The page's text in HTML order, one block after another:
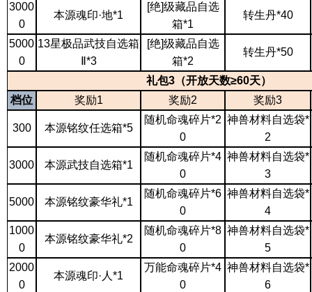
3000
0
本源魂印·地*1
[绝]级藏品自选
箱*1
转生丹*40
5000
0
13星极品武技自选箱
Ⅱ*3
[绝]级藏品自选
箱*2
转生丹*50
礼包3（开放天数≥60天）
档位
奖励1 奖励2 奖励3
300 本源铭纹任选箱*5
随机命魂碎片*2
0
神兽材料自选袋*
2
3000 本源武技自选箱*1
随机命魂碎片*4
0
神兽材料自选袋*
3
5000 本源铭纹豪华礼*1
随机命魂碎片*6
0
神兽材料自选袋*
4
1000
0
本源铭纹豪华礼*2
随机命魂碎片*8
0
神兽材料自选袋*
5
2000
0
本源魂印·人*1
万能命魂碎片*4
0
神兽材料自选袋*
6